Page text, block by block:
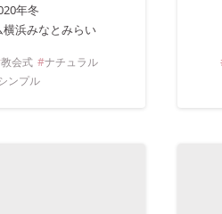
年冬
横浜みなとみらい
教会式
ナチュラル
ンプル